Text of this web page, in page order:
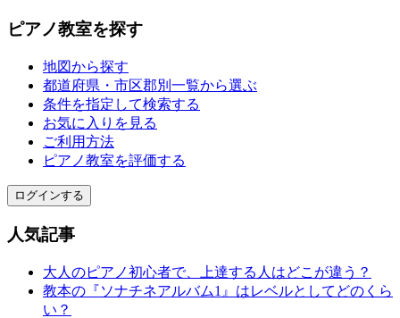
ピアノ教室を探す
地図から探す
都道府県・市区郡別一覧から選ぶ
条件を指定して検索する
お気に入りを見る
ご利用方法
ピアノ教室を評価する
ログインする
人気記事
大人のピアノ初心者で、上達する人はどこが違う？
教本の『ソナチネアルバム1』はレベルとしてどのくら
い？